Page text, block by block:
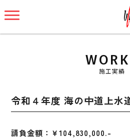
施工実績
令和４年度 海の中道上水
請負金額：￥104,830,000.-